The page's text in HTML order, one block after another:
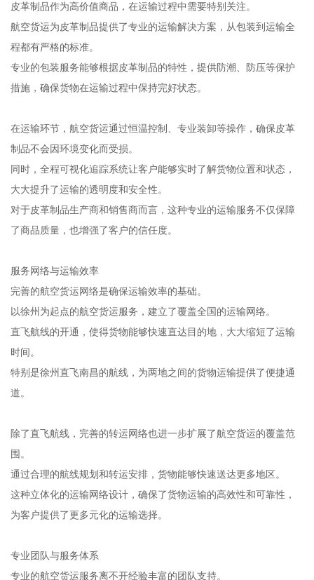
皮革制品作为高价值商品，在运输过程中需要特别关注。
航空货运为皮革制品提供了专业的运输解决方案，从包装到运输全
程都有严格的标准。
专业的包装服务能够根据皮革制品的特性，提供防潮、防压等保护
措施，确保货物在运输过程中保持完好状态。
在运输环节，航空货运通过恒温控制、专业装卸等操作，确保皮革
制品不会因环境变化而受损。
同时，全程可视化追踪系统让客户能够实时了解货物位置和状态，
大大提升了运输的透明度和安全性。
对于皮革制品生产商和销售商而言，这种专业的运输服务不仅保障
了商品质量，也增强了客户的信任度。
服务网络与运输效率
完善的航空货运网络是确保运输效率的基础。
以徐州为起点的航空货运服务，建立了覆盖全国的运输网络。
直飞航线的开通，使得货物能够快速直达目的地，大大缩短了运输
时间。
特别是徐州直飞南昌的航线，为两地之间的货物运输提供了便捷通
道。
除了直飞航线，完善的转运网络也进一步扩展了航空货运的覆盖范
围。
通过合理的航线规划和转运安排，货物能够快速送达更多地区。
这种立体化的运输网络设计，确保了货物运输的高效性和可靠性，
为客户提供了更多元化的运输选择。
专业团队与服务体系
专业的航空货运服务离不开经验丰富的团队支持。